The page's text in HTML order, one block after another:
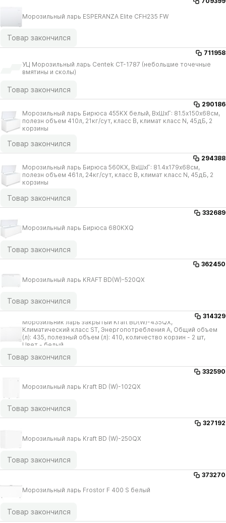
Морозильный ларь ESPERANZA Elite CFH235 FW
Товар закончился
711958
УЦ Морозильный ларь Centek CT-1787 (небольшие точечные
вмятины и сколы)
Товар закончился
290186
Морозильный ларь Бирюса 455KX белый, ВхШхГ: 81.5х150х68см,
полезн объем 410л, 21кг/​сут, класс B, климат класс N, 45дБ, 2
корзины
Товар закончился
294388
Морозильный ларь Бирюса 560КХ, ВхШхГ: 81.4х179х68см,
полезн объем 461л, 24кг/​сут, класс B, климат класс N, 45дБ, 2
корзины
Товар закончился
332689
Морозильный ларь Бирюса 680KXQ
Товар закончился
362450
Морозильный ларь KRAFT BD(W)-520QX
Товар закончился
314329
Морозильник ларь закрытый Kraft BD(W)-435QX,
Климатический класс ST, Энергопотребления A, Общий объем
(л): 435, полезный объем (л): 410, количество корзин - 2 шт,
Цвет - белый
Товар закончился
332590
Морозильный ларь Kraft BD (W)-102QX
Товар закончился
327192
Морозильный ларь Kraft BD (W)-250QX
Товар закончился
373270
Морозильный ларь Frostor F 400 S белый
Товар закончился